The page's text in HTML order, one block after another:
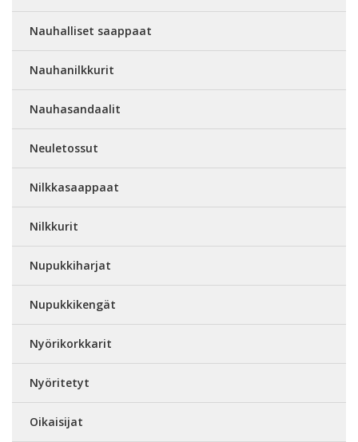
Nauhalliset saappaat
Nauhanilkkurit
Nauhasandaalit
Neuletossut
Nilkkasaappaat
Nilkkurit
Nupukkiharjat
Nupukkikengät
Nyörikorkkarit
Nyöritetyt
Oikaisijat